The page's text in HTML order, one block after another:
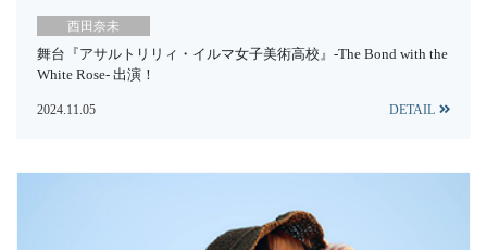
西田奈未
舞台『アサルトリリィ・イルマ女子美術高校』-The Bond with the
White Rose- 出演！
2024.11.05 DETAIL